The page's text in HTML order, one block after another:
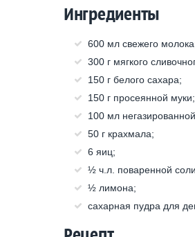
Ингредиенты
600 мл свежего
300 г мягкого
150 г белого сахара;
150 г просеянной муки;
100 мл
50 г крахмала;
6 яиц;
½ ч.л. поваренной
½ лимона;
сахарная пудра для